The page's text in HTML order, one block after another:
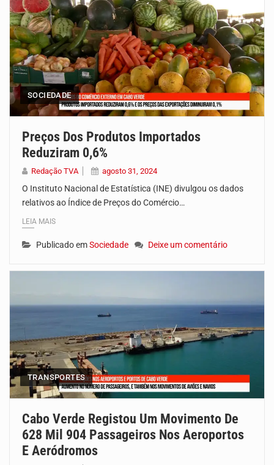
SOCIEDADE
Preços Dos Produtos Importados
Reduziram 0,6%
Redação TVA agosto 31, 2024
O Instituto Nacional de Estatística (INE) divulgou os dados
relativos ao Índice de Preços do Comércio…
LEIA MAIS
Publicado emSociedade Deixe um comentário
TRANSPORTES
Cabo Verde Registou Um Movimento De
628 Mil 904 Passageiros Nos Aeroportos
E Aeródromos